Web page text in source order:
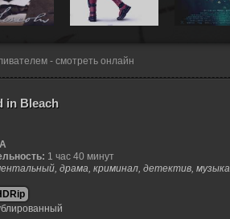
- смотреть онлайн
in Bleach
1 час 40 минут
драма, криминал, детектив, музыка